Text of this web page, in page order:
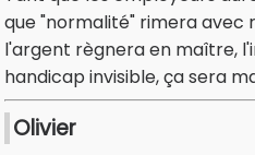
que "normalité" rimera avec
l'argent règnera en maître,
handicap invisible, ça sera
Olivier